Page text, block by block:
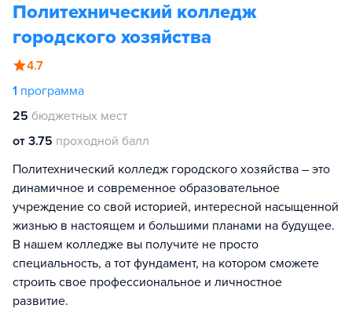
Политехнический колледж
городского хозяйства
4.7
1 программа
25 бюджетных мест
от 3.75 проходной балл
Политехнический колледж городского хозяйства – это
динамичное и современное образовательное
учреждение со свой историей, интересной насыщенной
жизнью в настоящем и большими планами на будущее.
В нашем колледже вы получите не просто
специальность, а тот фундамент, на котором сможете
строить свое профессиональное и личностное
развитие.